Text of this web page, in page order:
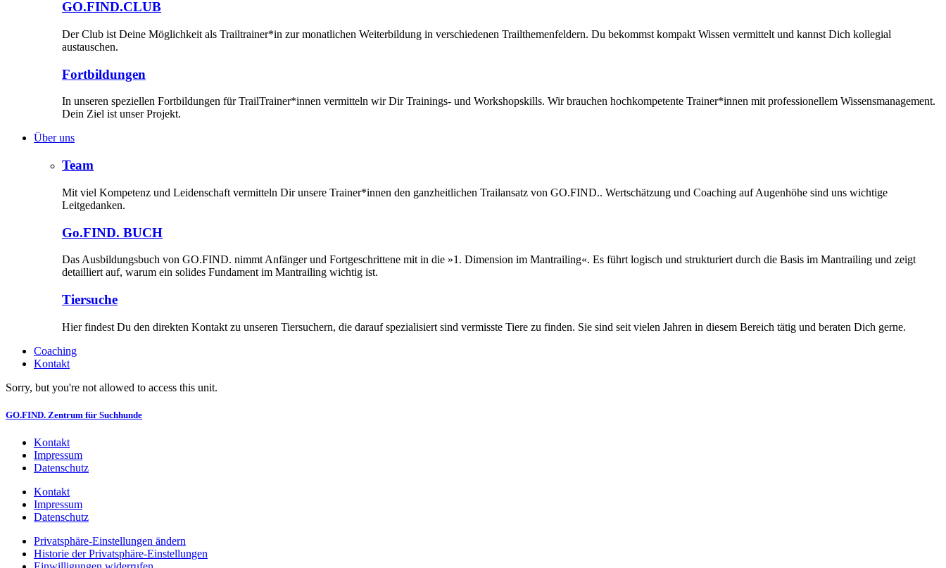
GO.FIND.CLUB
Der Club ist Deine Möglichkeit als Trailtrainer*in zur monatlichen Weiterbildung in verschiedenen Trailthemenfeldern. Du bekommst kompakt Wissen vermittelt und kannst Dich kollegial
austauschen.
Fortbildungen
In unseren speziellen Fortbildungen für TrailTrainer*innen vermitteln wir Dir Trainings- und Workshopskills. Wir brauchen hochkompetente Trainer*innen mit professionellem Wissensmanagement.
Dein Ziel ist unser Projekt.
Über uns
Team
Mit viel Kompetenz und Leidenschaft vermitteln Dir unsere Trainer*innen den ganzheitlichen Trailansatz von GO.FIND.. Wertschätzung und Coaching auf Augenhöhe sind uns wichtige
Leitgedanken.
Go.FIND. BUCH
Das Ausbildungsbuch von GO.FIND. nimmt Anfänger und Fortgeschrittene mit in die »1. Dimension im Mantrailing«. Es führt logisch und strukturiert durch die Basis im Mantrailing und zeigt
detailliert auf, warum ein solides Fundament im Mantrailing wichtig ist.
Tiersuche
Hier findest Du den direkten Kontakt zu unseren Tiersuchern, die darauf spezialisiert sind vermisste Tiere zu finden. Sie sind seit vielen Jahren in diesem Bereich tätig und beraten Dich gerne.
Coaching
Kontakt
Sorry, but you're not allowed to access this unit.
GO.FIND. Zentrum für Suchhunde
Kontakt
Impressum
Datenschutz
Kontakt
Impressum
Datenschutz
Privatsphäre-Einstellungen ändern
Historie der Privatsphäre-Einstellungen